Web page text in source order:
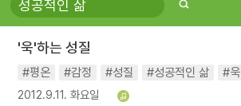
#희망
#나눔 #친구 #링컨학교
#독서
#건강
'욱'하는 성질
#평온 #감정 #성질 #성공적인 삶 #욱
2012.9.11. 화요일